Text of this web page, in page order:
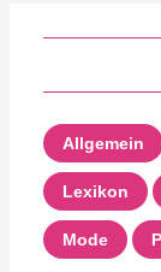
Allgemein
Lexikon
Mode